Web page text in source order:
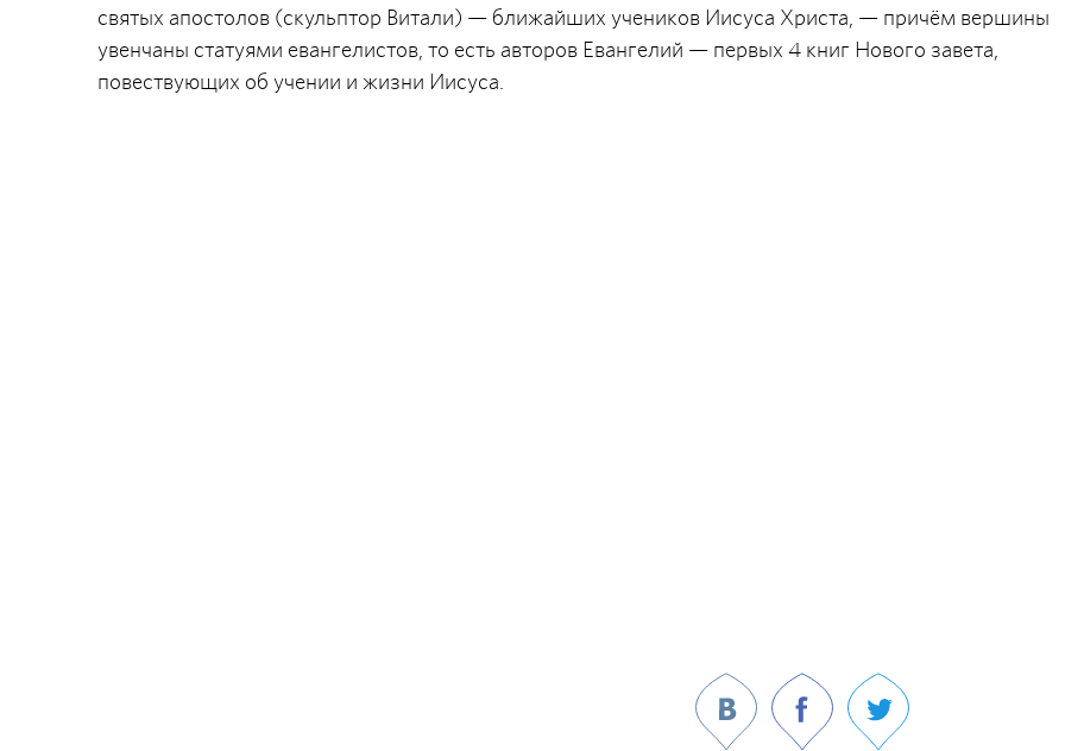
святых апостолов (скульптор Витали) — ближайших учеников Иисуса Христа, — причём вершины
увенчаны статуями евангелистов, то есть авторов Евангелий — первых 4 книг Нового завета,
повествующих об учении и жизни Иисуса.